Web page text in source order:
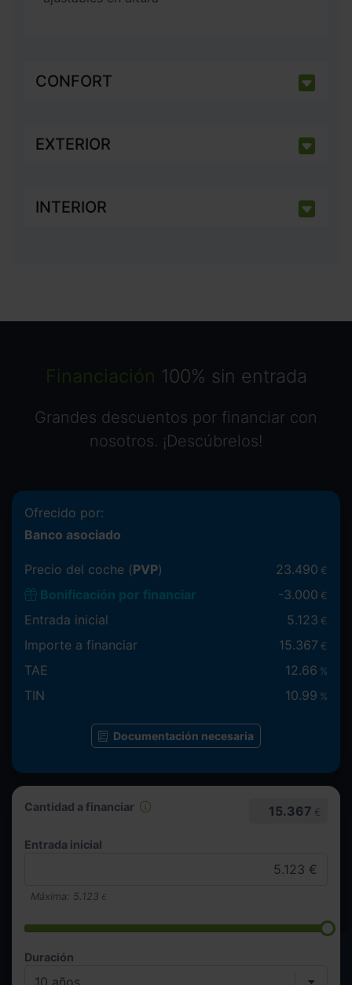
CONFORT
EXTERIOR
INTERIOR
Financiación 100% sin entrada
Grandes descuentos por financiar con
nosotros. ¡Descúbrelos!
Cantidad a financiar 15.367 €
Entrada inicial
Máxima: 5.123 €
Duración
Ofrecido por:
Banco asociado
Precio del coche (PVP) 23.490 €
Bonificación por financiar -3.000 €
Entrada inicial 5.123 €
Importe a financiar 15.367 €
TAE 12.66 %
TIN 10.99 %
Documentación necesaria